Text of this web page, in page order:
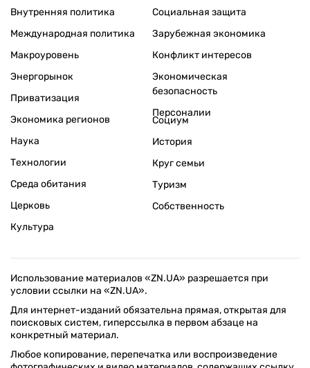
Внутренняя политика
Международная политика
Макроуровень
Энергорынок
Приватизация
Экономика регионов
Социальная защита
Зарубежная экономика
Конфликт интересов
Экономическая
безопасность
Персоналии
Наука
Технологии
Среда обитания
Церковь
Культура
Социум
История
Круг семьи
Туризм
Собственность
Использование материалов «ZN.UA» разрешается при
условии ссылки на «ZN.UA».
Для интернет-изданий обязательна прямая, открытая для
поисковых систем, гиперссылка в первом абзаце на
конкретный материал.
Любое копирование, перепечатка или воспроизведение